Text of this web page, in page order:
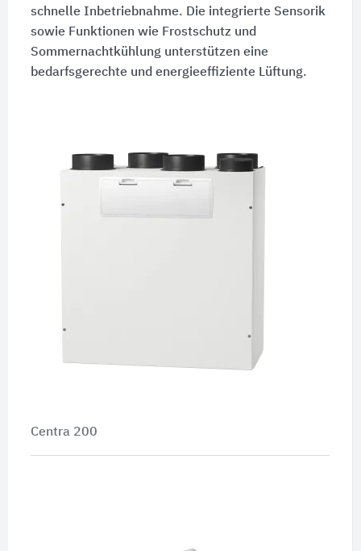
schnelle Inbetriebnahme. Die integrierte Sensorik
sowie Funktionen wie Frostschutz und
Sommernachtkühlung unterstützen eine
bedarfsgerechte und energieeffiziente Lüftung.
Centra 200